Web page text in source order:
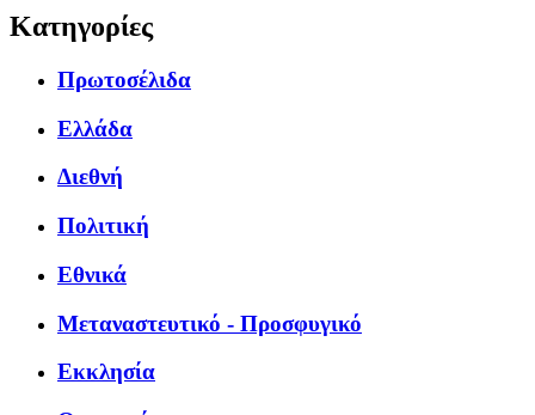
Κατηγορίες
Πρωτοσέλιδα
Ελλάδα
Διεθνή
Πολιτική
Εθνικά
Μεταναστευτικό - Προσφυγικό
Εκκλησία